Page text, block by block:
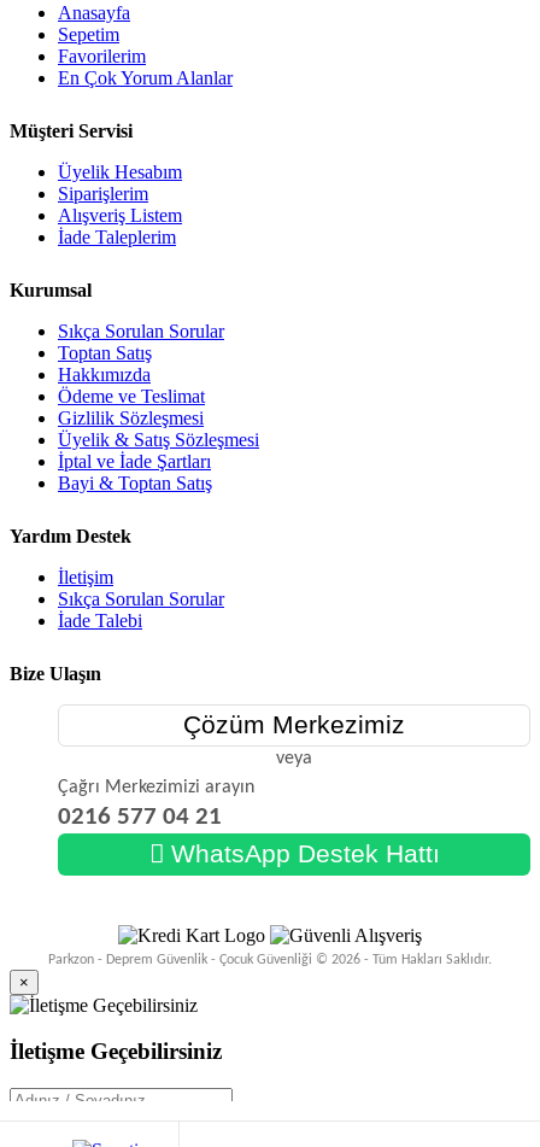
Anasayfa
Sepetim
Favorilerim
En Çok Yorum Alanlar
Müşteri Servisi
Üyelik Hesabım
Siparişlerim
Alışveriş Listem
İade Taleplerim
Kurumsal
Sıkça Sorulan Sorular
Toptan Satış
Hakkımızda
Ödeme ve Teslimat
Gizlilik Sözleşmesi
Üyelik & Satış Sözleşmesi
İptal ve İade Şartları
Bayi & Toptan Satış
Yardım Destek
İletişim
Sıkça Sorulan Sorular
İade Talebi
Bize Ulaşın
Çözüm Merkezimiz
veya
Çağrı Merkezimizi arayın
0216 577 04 21
WhatsApp Destek Hattı
Parkzon - Deprem Güvenlik - Çocuk Güvenliği © 2026 - Tüm Hakları Saklıdır.
×
İletişme Geçebilirsiniz